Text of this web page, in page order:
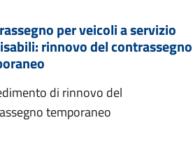
per veicoli a servizio
rinnovo del contrassegno
di rinnovo del
temporaneo